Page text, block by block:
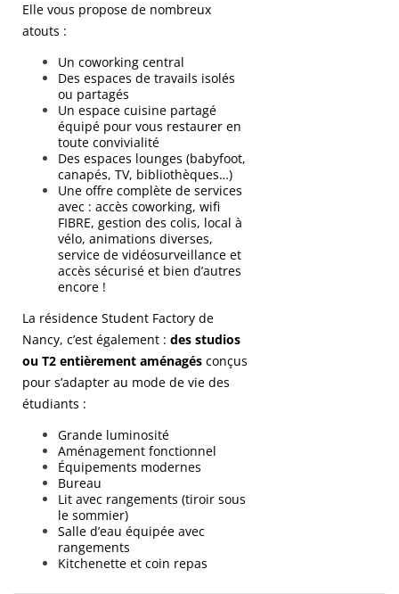
Elle vous propose de nombreux
atouts :
Un coworking central
Des espaces de travails isolés
ou partagés
Un espace cuisine partagé
équipé pour vous restaurer en
toute convivialité
Des espaces lounges (babyfoot,
canapés, TV, bibliothèques…)
Une offre complète de services
avec : accès coworking, wifi
FIBRE, gestion des colis, local à
vélo, animations diverses,
service de vidéosurveillance et
accès sécurisé et bien d’autres
encore !
La résidence Student Factory de
Nancy, c’est également : des studios
ou T2 entièrement aménagés conçus
pour s’adapter au mode de vie des
étudiants :
Grande luminosité
Aménagement fonctionnel
Équipements modernes
Bureau
Lit avec rangements (tiroir sous
le sommier)
Salle d’eau équipée avec
rangements
Kitchenette et coin repas